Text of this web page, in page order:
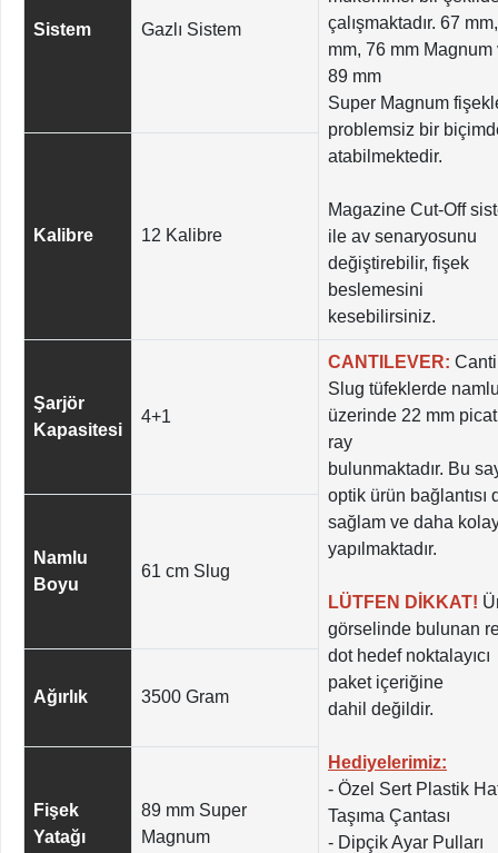
çalışmaktadır. 67
mm, 76 mm Magnum
89 mm
Super Magnum
problemsiz bir
atabilmektedir.
Magazine Cut-Off
ile av senaryosunu
değiştirebilir, fişek
beslemesini
kesebilirsiniz.
Sistem Gazlı Sistem
Kalibre 12 Kalibre
Şarjör
Kapasitesi
4+1
CANTILEVER:
Slug tüfeklerde
üzerinde 22 mm
ray
bulunmaktadır. Bu
optik ürün bağlantısı
sağlam ve daha
yapılmaktadır.
LÜTFEN DİKKAT!
görselinde bulunan
dot hedef noktalayıcı
paket içeriğine
dahil değildir.
Hediyelerimiz:
- Özel Sert Plastik
Taşıma Çantası
- Dipçik Ayar Pulları
Namlu
Boyu
61 cm Slug
Ağırlık 3500 Gram
Fişek
Yatağı
89 mm Super
Magnum